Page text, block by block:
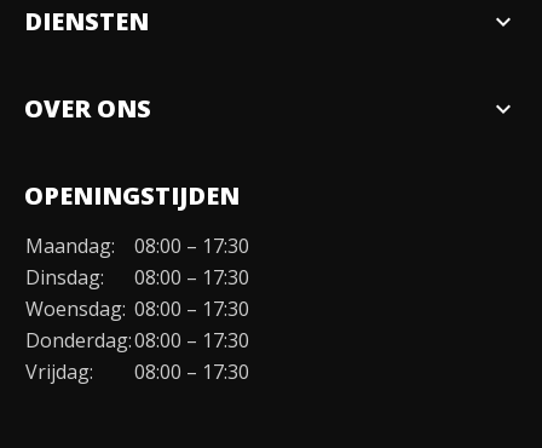
DIENSTEN expand_more
OVER ONS expand_more
Organisatie
Duurzaamheid
Werken bij
Contact
OPENINGSTIJDEN
Maandag:
08:00 – 17:30
Dinsdag:
08:00 – 17:30
Woensdag: 08:00 – 17:30
Donderdag:08:00 – 17:30
Vrijdag:
08:00 – 17:30